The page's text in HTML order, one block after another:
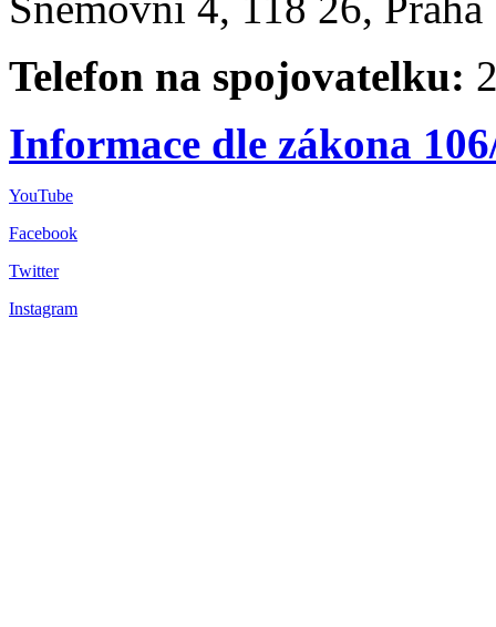
Telefon na spojovatelku:
Informace dle zákona
YouTube
Facebook
Twitter
Instagram